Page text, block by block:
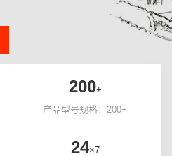
200+
产品型号规格：200+
24×7